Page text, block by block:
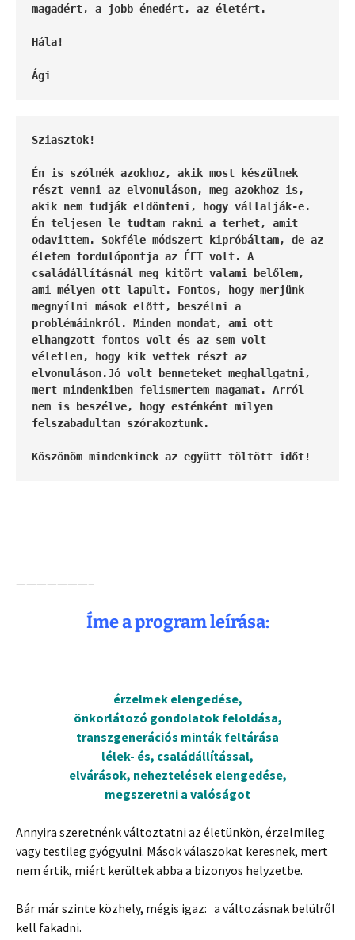
magadért, a jobb énedért, az életért.
Hála!
Ági
Sziasztok!
Én is szólnék azokhoz, akik most készülnek
részt venni az elvonuláson, meg azokhoz is,
akik nem tudják eldönteni, hogy vállalják-e.
Én teljesen le tudtam rakni a terhet, amit
odavittem. Sokféle módszert kipróbáltam, de az
életem fordulópontja az ÉFT volt. A
családállításnál meg kitört valami belőlem,
ami mélyen ott lapult. Fontos, hogy merjünk
megnyílni mások előtt, beszélni a
problémáinkról. Minden mondat, ami ott
elhangzott fontos volt és az sem volt
véletlen, hogy kik vettek részt az
elvonuláson.Jó volt benneteket meghallgatni,
mert mindenkiben felismertem magamat. Arról
nem is beszélve, hogy esténként milyen
felszabadultan szórakoztunk.
Köszönöm mindenkinek az együtt töltött időt!
———————–
Íme a program leírása:
érzelmek elengedése,
önkorlátozó gondolatok feloldása,
transzgenerációs minták feltárása
lélek- és, családállítással,
elvárások, neheztelések elengedése,
megszeretni a valóságot
Annyira szeretnénk változtatni az életünkön, érzelmileg
vagy testileg gyógyulni. Mások válaszokat keresnek, mert
nem értik, miért kerültek abba a bizonyos helyzetbe.
Bár már szinte közhely, mégis igaz: a változásnak belülről
kell fakadni.